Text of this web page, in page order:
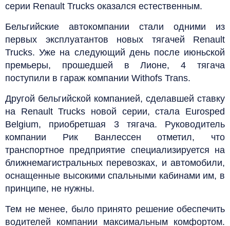
серии Renault Trucks оказался естественным.
Бельгийские автокомпании стали одними из
первых эксплуатантов новых тягачей Renault
Trucks. Уже на следующий день после июньской
премьеры, прошедшей в Лионе, 4 тягача
поступили в гараж компании Withofs Trans.
Другой бельгийской компанией, сделавшей ставку
на Renault Trucks новой серии, стала Eurosped
Belgium, приобретшая 3 тягача. Руководитель
компании Рик Ванлессен отметил, что
транспортное предприятие специализируется на
ближнемагистральных перевозках, и автомобили,
оснащенные высокими спальными кабинами им, в
принципе, не нужны.
Тем не менее, было принято решение обеспечить
водителей компании максимальным комфортом.